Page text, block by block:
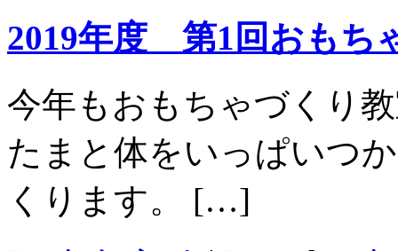
2019年度 第1回おもち
今年もおもちゃづくり
たまと体をいっぱいつ
くります。 […]